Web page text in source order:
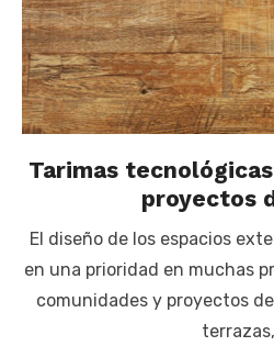
Tarimas
proyectos
El diseño de los espacios
en una prioridad en muchas
comunidades y proyectos